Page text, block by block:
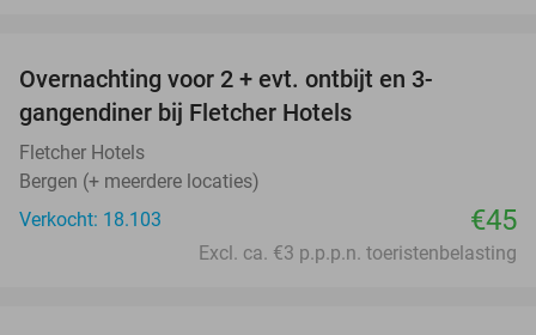
Overnachting voor 2 + evt. ontbijt en 3-
gangendiner bij Fletcher Hotels
Fletcher Hotels
Bergen (+ meerdere locaties)
Verkocht: 18.103
€45
Excl. ca. €3 p.p.p.n. toeristenbelasting